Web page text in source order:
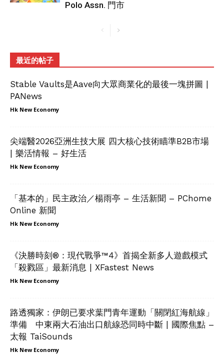
Polo Assn. 門市
最近的帖子
Stable Vaults是Aave向大眾商業化的最後一塊拼圖 |
PANews
Hk New Economy
尖端醫2026亞洲生技大展 四大核心技術瞄準B2B市場
| 樂活情報 – 好生活
Hk New Economy
「基本的」民主政治／楊雨亭 – 生活新聞 – PChome
Online 新聞
Hk New Economy
《決勝時刻®：現代戰爭™4》首揭全新多人遊戲模式
「殺戮區」最新消息 | XFastest News
Hk New Economy
路透獨家：伊朗已要求葉門青年運動「關閉紅海航線」
準備 中東兩大石油出口航線恐同時中斷 | 國際焦點 –
太報 TaiSounds
Hk New Economy